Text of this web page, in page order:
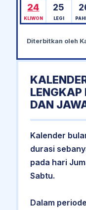
24
KLIWON
25
LEGI
Diterbitkan oleh
LENGKAP
DAN
Kalender
durasi
pada hari
Sabtu.
Dalam